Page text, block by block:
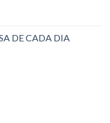
DE CADA DIA